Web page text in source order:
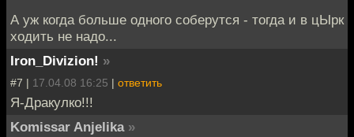
А уж когда больше одного соберутся - тогда и в цЫрк
ходить не надо...
Iron_Divizion! »
#7 | 17.04.08 16:25 | ответить
Я-Дракулко!!!
Komissar Anjelika »